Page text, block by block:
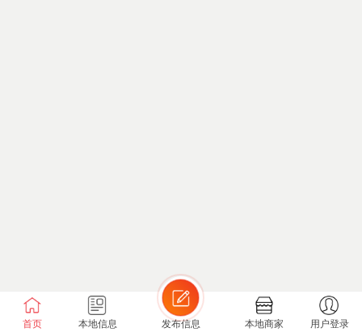
首页 本地信息 发布信息 本地商家 用户登录